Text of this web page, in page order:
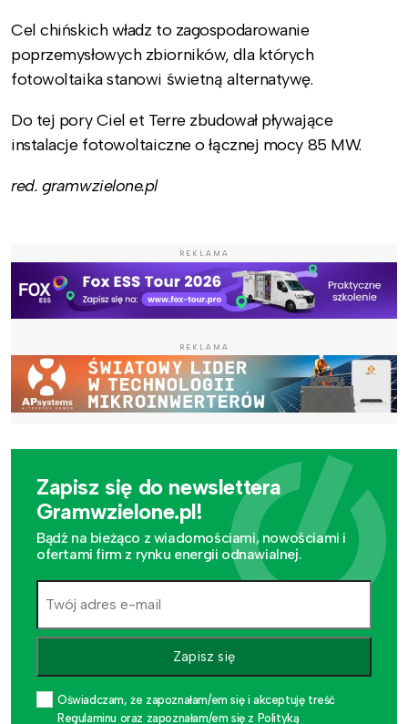
Cel chińskich władz to zagospodarowanie
poprzemysłowych zbiorników, dla których
fotowoltaika stanowi świetną alternatywę.
Do tej pory Ciel et Terre zbudował pływające
instalacje fotowoltaiczne o łącznej mocy 85 MW.
red. gramwzielone.pl
REKLAMA
REKLAMA
Zapisz się do newslettera
Gramwzielone.pl!
Bądź na bieżąco z wiadomościami, nowościami i
ofertami firm z rynku energii odnawialnej.
Zapisz się
Oświadczam, że zapoznałam/em się i akceptuję treść
Regulaminu oraz zapoznałam/em się z Polityką